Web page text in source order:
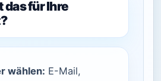
das für Ihre
wählen: E-Mail,